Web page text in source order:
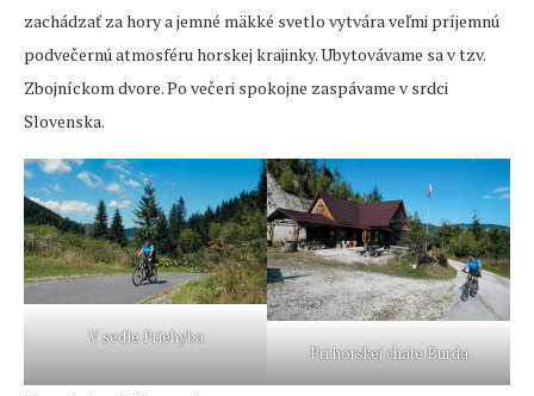
zachádzať za hory a jemné mäkké svetlo vytvára veľmi príjemnú
podvečernú atmosféru horskej krajinky. Ubytovávame sa v tzv.
Zbojníckom dvore. Po večeri spokojne zaspávame v srdci
Slovenska.
V sedle Priehyba
Pri horskej chate Burda